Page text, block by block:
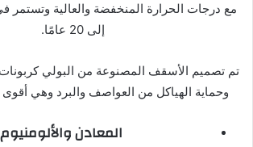
إلى 20 عامًا.
تم تصميم الأسقف المصنوعة من البولي
وحماية الهياكل من العواصف والبرد وهي أقوى
المعادن